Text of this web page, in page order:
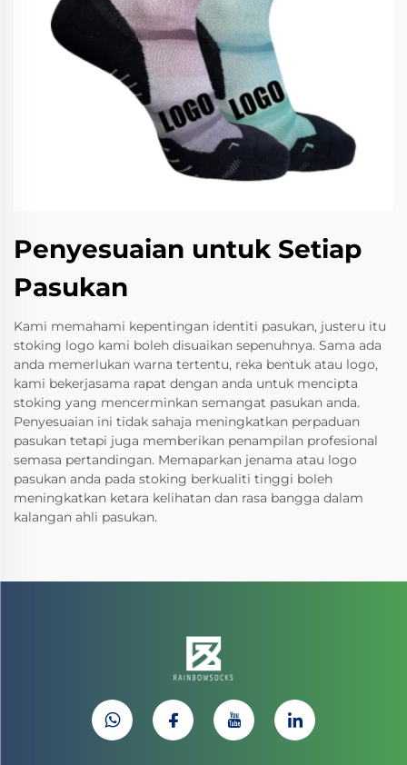
Penyesuaian untuk Setiap
Pasukan
Kami memahami kepentingan identiti pasukan, justeru itu
stoking logo kami boleh disuaikan sepenuhnya. Sama ada
anda memerlukan warna tertentu, reka bentuk atau logo,
kami bekerjasama rapat dengan anda untuk mencipta
stoking yang mencerminkan semangat pasukan anda.
Penyesuaian ini tidak sahaja meningkatkan perpaduan
pasukan tetapi juga memberikan penampilan profesional
semasa pertandingan. Memaparkan jenama atau logo
pasukan anda pada stoking berkualiti tinggi boleh
meningkatkan ketara kelihatan dan rasa bangga dalam
kalangan ahli pasukan.